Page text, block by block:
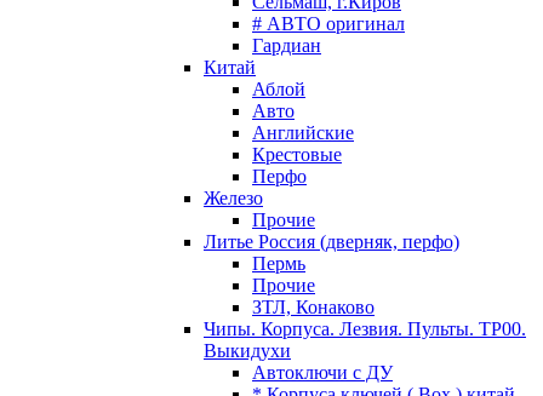
# АВТО оригинал
Гардиан
Китай
Аблой
Авто
Английские
Крестовые
Перфо
Железо
Прочие
Литье Россия (дверняк, перфо)
Пермь
Прочие
ЗТЛ, Конаково
Чипы. Корпуса. Лезвия. Пульты. TP00.
Выкидухи
Автоключи с ДУ